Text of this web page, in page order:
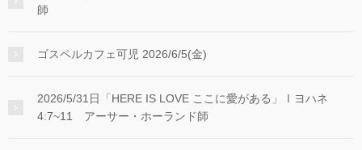
師
ゴスペルカフェ可児 2026/6/5(金)
2026/5/31日「HERE IS LOVE ここに愛がある」Ⅰヨハネ
4:7~11 アーサー・ホーランド師